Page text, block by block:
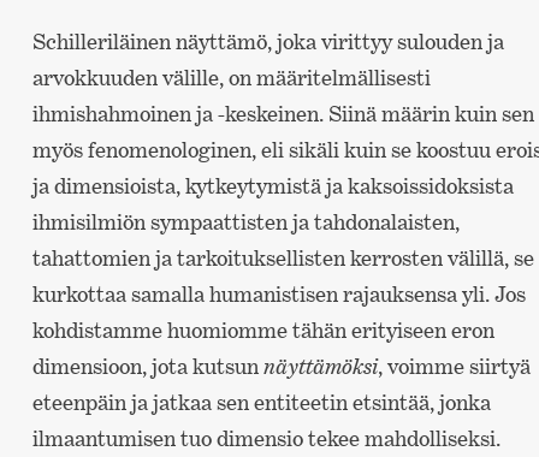
Schilleriläinen näyttämö, joka virittyy sulouden ja
arvokkuuden välille, on määritelmällisesti
ihmishahmoinen ja -keskeinen. Siinä määrin kuin sen
myös fenomenologinen, eli sikäli kuin se koostuu
ja dimensioista, kytkeytymistä ja kaksoissidoksista
ihmisilmiön sympaattisten ja tahdonalaisten,
tahattomien ja tarkoituksellisten kerrosten välillä, se
kurkottaa samalla humanistisen rajauksensa yli. Jos
kohdistamme huomiomme tähän erityiseen eron
dimensioon, jota kutsun näyttämöksi, voimme siirtyä
eteenpäin ja jatkaa sen entiteetin etsintää, jonka
ilmaantumisen tuo dimensio tekee mahdolliseksi.